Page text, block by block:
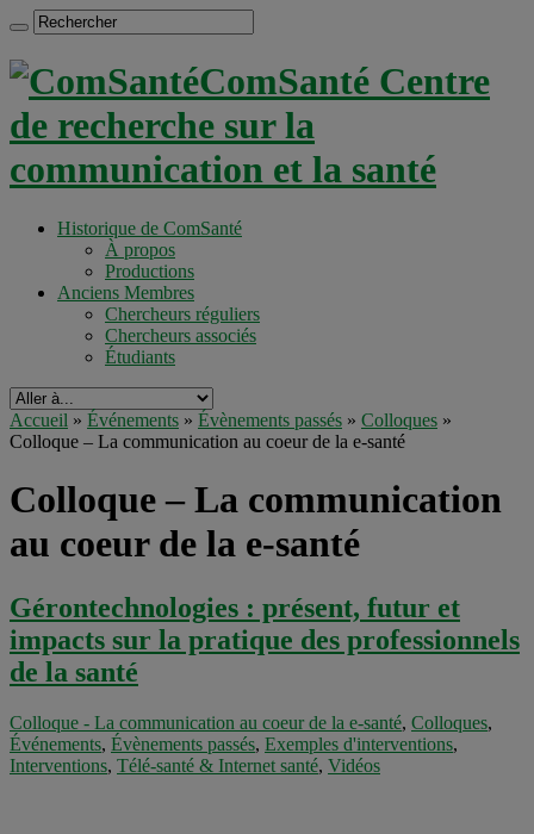
ComSanté Centre
de recherche sur la
communication et la santé
Historique de ComSanté
À propos
Productions
Anciens Membres
Chercheurs réguliers
Chercheurs associés
Étudiants
Accueil » Événements » Évènements passés » Colloques »
Colloque – La communication au coeur de la e-santé
Colloque – La communication
au coeur de la e-santé
Gérontechnologies : présent, futur et
impacts sur la pratique des professionnels
de la santé
Colloque - La communication au coeur de la e-santé, Colloques,
Événements, Évènements passés, Exemples d'interventions,
Interventions, Télé-santé & Internet santé, Vidéos